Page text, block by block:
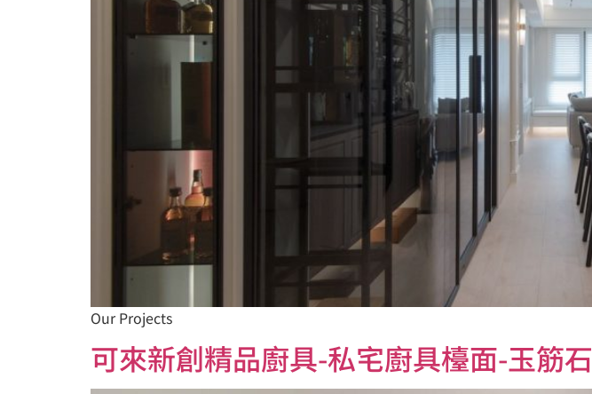
Our Projects
可來新創精品廚具-私宅廚具檯面-玉筋石